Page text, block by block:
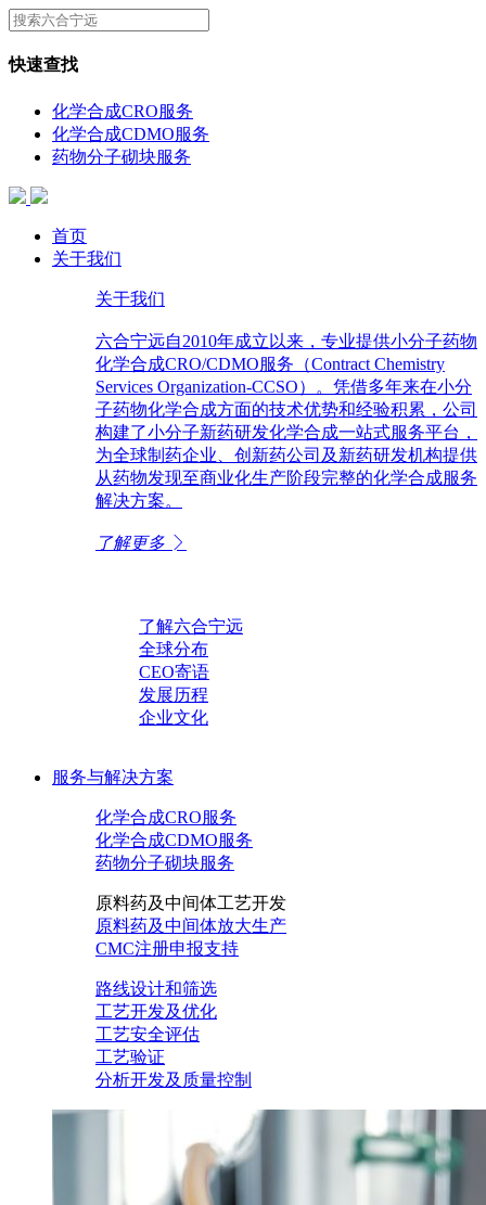
快速查找
化学合成CRO服务
化学合成CDMO服务
药物分子砌块服务
首页
关于我们
关于我们
六合宁远自2010年成立以来，专业提供小分子药物
化学合成CRO/CDMO服务（Contract Chemistry
Services Organization-CCSO）。凭借多年来在小分
子药物化学合成方面的技术优势和经验积累，公司
构建了小分子新药研发化学合成一站式服务平台，
为全球制药企业、创新药公司及新药研发机构提供
从药物发现至商业化生产阶段完整的化学合成服务
解决方案。
了解更多
了解六合宁远
全球分布
CEO寄语
发展历程
企业文化
服务与解决方案
化学合成CRO服务
化学合成CDMO服务
药物分子砌块服务
原料药及中间体工艺开发
原料药及中间体放大生产
CMC注册申报支持
路线设计和筛选
工艺开发及优化
工艺安全评估
工艺验证
分析开发及质量控制